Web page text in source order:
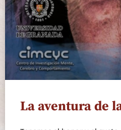
La aventura de